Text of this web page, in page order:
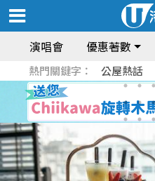
演唱會 優惠著數
熱門關鍵字： 公屋熱話